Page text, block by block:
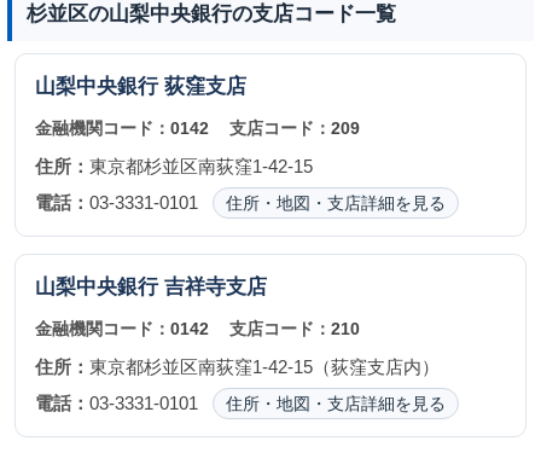
杉並区の山梨中央銀行の支店コード一覧
山梨中央銀行 荻窪支店
金融機関コード： 0142 支店コード：209
住所： 東京都杉並区南荻窪1-42-15
電話： 03-3331-0101 住所・地図・支店詳細を見る
山梨中央銀行 吉祥寺支店
金融機関コード： 0142 支店コード：210
住所： 東京都杉並区南荻窪1-42-15（荻窪支店内）
電話： 03-3331-0101 住所・地図・支店詳細を見る